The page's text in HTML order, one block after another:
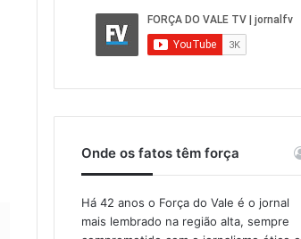
Onde os fatos têm força
Há 42 anos o Força do Vale é o jornal
mais lembrado na região alta, sempre